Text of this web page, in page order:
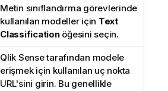
Metin sınıflandırma görevlerinde
kullanılan modeller için Text
Classificationöğesini seçin.
Qlik Sensetarafından modele
erişmek için kullanılan uç nokta
URL'sini girin. Bu genellikle